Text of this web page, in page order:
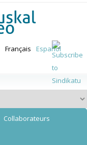
Français Español
Collaborateurs